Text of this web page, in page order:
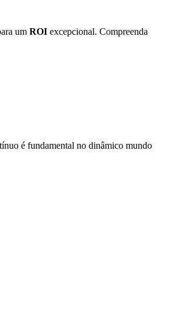
um ROI excepcional. Compreenda
é fundamental no dinâmico mundo